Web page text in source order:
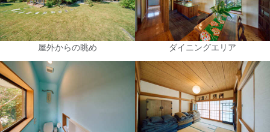
屋外からの眺め ダイニングエリア